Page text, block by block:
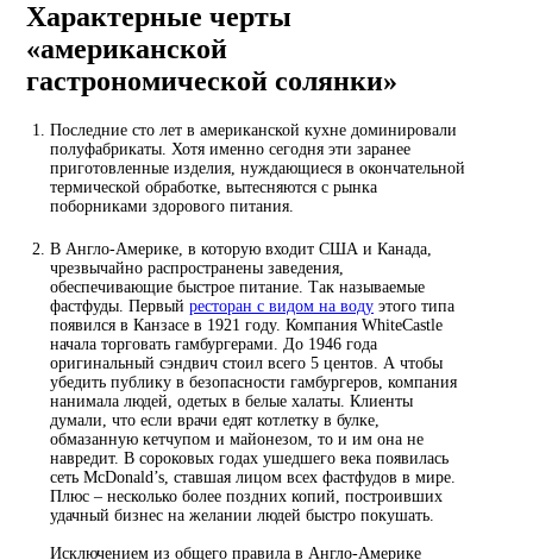
Характерные черты
«американской
гастрономической солянки»
Последние сто лет в американской кухне доминировали
полуфабрикаты. Хотя именно сегодня эти заранее
приготовленные изделия, нуждающиеся в окончательной
термической обработке, вытесняются с рынка
поборниками здорового питания.
В Англо-Америке, в которую входит США и Канада,
чрезвычайно распространены заведения,
обеспечивающие быстрое питание. Так называемые
фастфуды. Первый ресторан с видом на воду этого типа
появился в Канзасе в 1921 году. Компания WhiteCastle
начала торговать гамбургерами. До 1946 года
оригинальный сэндвич стоил всего 5 центов. А чтобы
убедить публику в безопасности гамбургеров, компания
нанимала людей, одетых в белые халаты. Клиенты
думали, что если врачи едят котлетку в булке,
обмазанную кетчупом и майонезом, то и им она не
навредит. В сороковых годах ушедшего века появилась
сеть McDonald’s, ставшая лицом всех фастфудов в мире.
Плюс – несколько более поздних копий, построивших
удачный бизнес на желании людей быстро покушать.
Исключением из общего правила в Англо-Америке